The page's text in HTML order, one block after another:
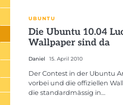
UBUNTU
Die Ubuntu 10.04
Wallpaper sind da
Daniel 15. April 2010
Der Contest in der Ubuntu
vorbei und die offiziellen
die standardmässig in…